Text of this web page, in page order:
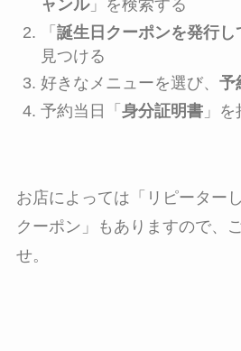
ャンル」を検索する
「 誕生日クーポンを発行し
見つける
好きなメニューを選び、 予
予約当日「 身分証明書」を
お店によっては「リピーター
クーポン」もありますので、
せ。